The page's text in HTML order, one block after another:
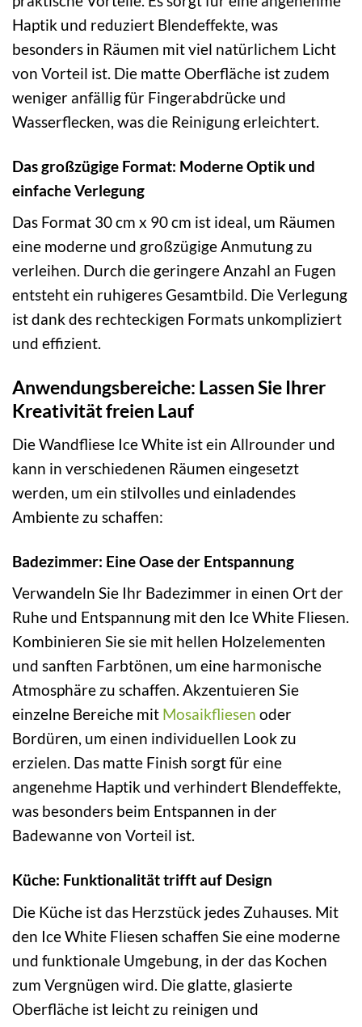
Haptik und reduziert Blendeffekte, was
besonders in Räumen mit viel natürlichem Licht
von Vorteil ist. Die matte Oberfläche ist zudem
weniger anfällig für Fingerabdrücke und
Wasserflecken, was die Reinigung erleichtert.
Das großzügige Format: Moderne Optik und
einfache Verlegung
Das Format 30 cm x 90 cm ist ideal, um Räumen
eine moderne und großzügige Anmutung zu
verleihen. Durch die geringere Anzahl an Fugen
entsteht ein ruhigeres Gesamtbild. Die Verlegung
ist dank des rechteckigen Formats unkompliziert
und effizient.
Anwendungsbereiche: Lassen Sie Ihrer
Kreativität freien Lauf
Die Wandfliese Ice White ist ein Allrounder und
kann in verschiedenen Räumen eingesetzt
werden, um ein stilvolles und einladendes
Ambiente zu schaffen:
Badezimmer: Eine Oase der Entspannung
Verwandeln Sie Ihr Badezimmer in einen Ort der
Ruhe und Entspannung mit den Ice White Fliesen.
Kombinieren Sie sie mit hellen Holzelementen
und sanften Farbtönen, um eine harmonische
Atmosphäre zu schaffen. Akzentuieren Sie
einzelne Bereiche mit Mosaikfliesen oder
Bordüren, um einen individuellen Look zu
erzielen. Das matte Finish sorgt für eine
angenehme Haptik und verhindert Blendeffekte,
was besonders beim Entspannen in der
Badewanne von Vorteil ist.
Küche: Funktionalität trifft auf Design
Die Küche ist das Herzstück jedes Zuhauses. Mit
den Ice White Fliesen schaffen Sie eine moderne
und funktionale Umgebung, in der das Kochen
zum Vergnügen wird. Die glatte, glasierte
Oberfläche ist leicht zu reinigen und